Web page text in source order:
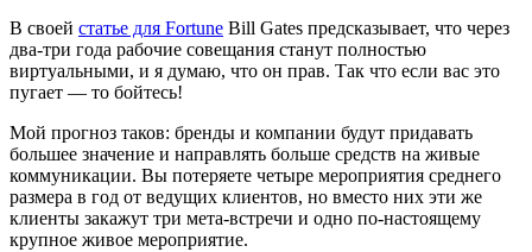
В своей статье для Fortune Bill Gates предсказывает, что через
два-три года рабочие совещания станут полностью
виртуальными, и я думаю, что он прав. Так что если вас это
пугает — то бойтесь!
Мой прогноз таков: бренды и компании будут придавать
большее значение и направлять больше средств на живые
коммуникации. Вы потеряете четыре мероприятия среднего
размера в год от ведущих клиентов, но вместо них эти же
клиенты закажут три мета-встречи и одно по-настоящему
крупное живое мероприятие.